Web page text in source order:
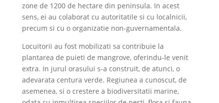
zone de 1200 de hectare din peninsula. In acest
sens, ei au colaborat cu autoritatile si cu localnicii,
precum si cu o organizatie non-guvernamentala.
Locuitorii au fost mobilizati sa contribuie la
plantarea de puieti de mangrove, oferindu-le venit
extra. In jurul orasului s-a construit, de atunci, o
adevarata centura verde. Regiunea a cunoscut, de
asemenea, si o crestere a biodiversitatii marine,